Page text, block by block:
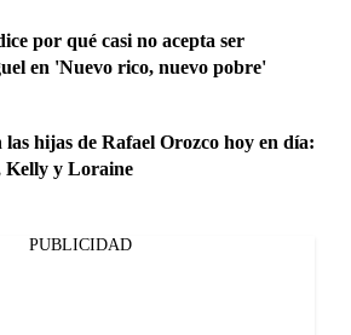
por qué casi no acepta ser
en 'Nuevo rico, nuevo pobre'
las hijas de Rafael Orozco hoy en día:
Kelly y Loraine
PUBLICIDAD